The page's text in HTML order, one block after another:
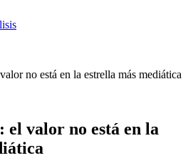
no está en la estrella más mediática
valor no está en la